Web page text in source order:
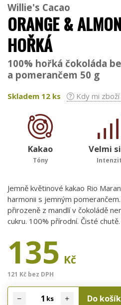
Willie's Cacao
ORANGE &
HOŘKÁ
100% hořká čokoláda
a pomerančem 50 g
Skladem 12 ks Kdy mi
Kakao
Tóny
Velmi
Jemně květinové kakao Rio
harmonii s jemným
přirozeně z mandlí v čokoládě
cukru. 100% přírodní. Čisté
135 Kč
121 Kč bez DPH
ks Do